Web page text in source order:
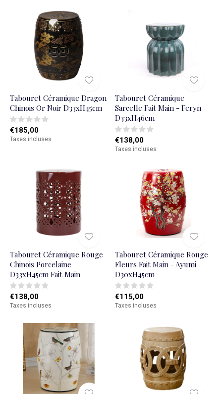
Tabouret Céramique Dragon
Chinois Or Noir D33xH45cm
€185,00
Taxes incluses
Tabouret Céramique
Sarcelle Fait Main - Feryn
D33xH46cm
€138,00
Taxes incluses
Tabouret Céramique Rouge
Chinois Porcelaine
D33xH45cm Fait Main
€138,00
Taxes incluses
Tabouret Céramique Rouge
Fleurs Fait Main - Ayumi
D30xH45cm
€115,00
Taxes incluses